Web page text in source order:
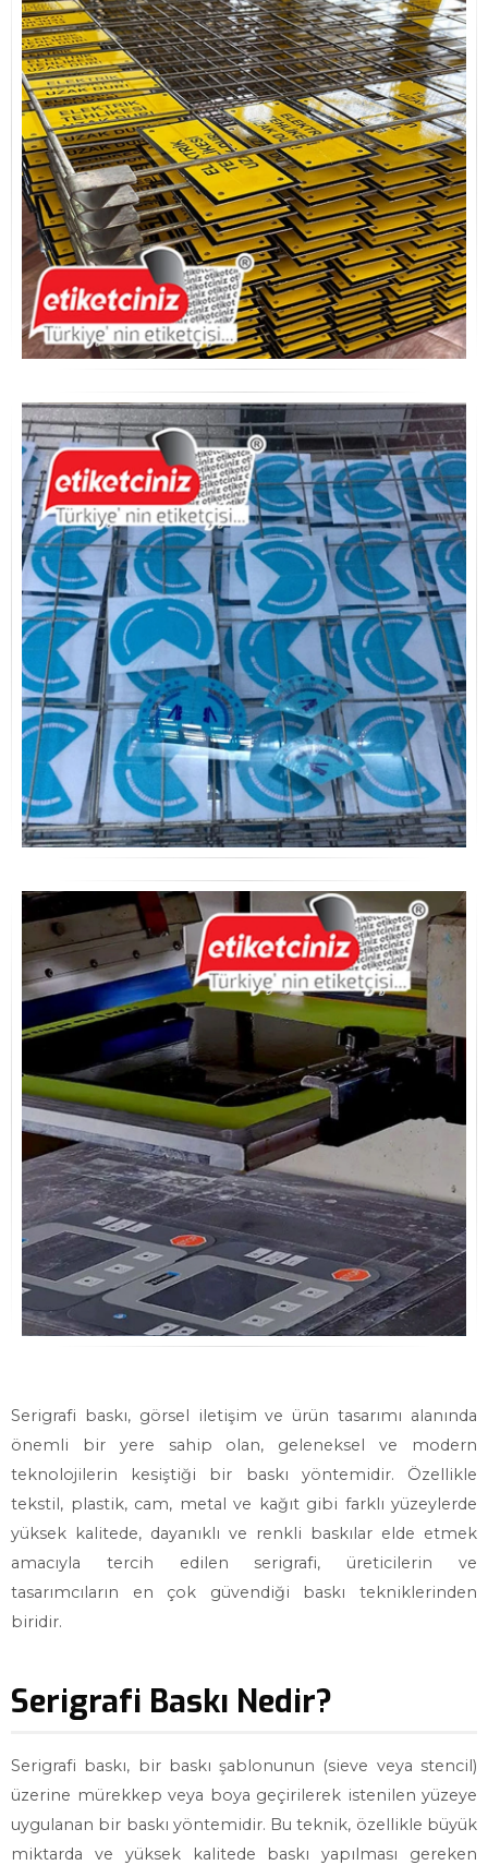
Serigrafi baskı, görsel iletişim ve ürün tasarımı alanında
önemli bir yere sahip olan, geleneksel ve modern
teknolojilerin kesiştiği bir baskı yöntemidir. Özellikle
tekstil, plastik, cam, metal ve kağıt gibi farklı yüzeylerde
yüksek kalitede, dayanıklı ve renkli baskılar elde etmek
amacıyla tercih edilen serigrafi, üreticilerin ve
tasarımcıların en çok güvendiği baskı tekniklerinden
biridir.
Serigrafi Baskı Nedir?
Serigrafi baskı, bir baskı şablonunun (sieve veya stencil)
üzerine mürekkep veya boya geçirilerek istenilen yüzeye
uygulanan bir baskı yöntemidir. Bu teknik, özellikle büyük
miktarda ve yüksek kalitede baskı yapılması gereken